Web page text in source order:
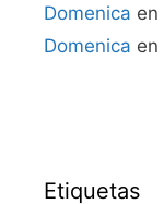
Domenica en
Domenica en
Etiquetas